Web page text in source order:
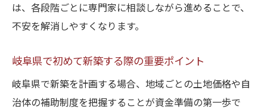
は、各段階ごとに専門家に相談しながら進めることで、
不安を解消しやすくなります。
岐阜県で初めて新築する際の重要ポイント
岐阜県で新築を計画する場合、地域ごとの土地価格や自
治体の補助制度を把握することが資金準備の第一歩で